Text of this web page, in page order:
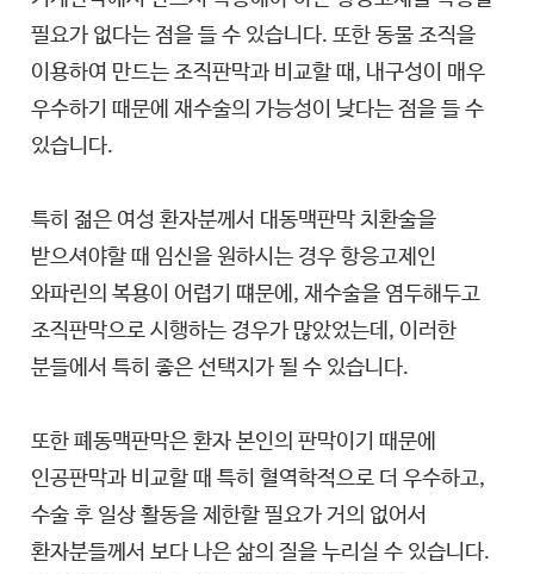
필요가 없다는 점을 들 수 있습니다. 또한 동물 조직을
이용하여 만드는 조직판막과 비교할 때, 내구성이 매우
우수하기 때문에 재수술의 가능성이 낮다는 점을 들 수
있습니다.
특히 젊은 여성 환자분께서 대동맥판막 치환술을
받으셔야할 때 임신을 원하시는 경우 항응고제인
와파린의 복용이 어렵기 떄문에, 재수술을 염두해두고
조직판막으로 시행하는 경우가 많았었는데, 이러한
분들에서 특히 좋은 선택지가 될 수 있습니다.
또한 폐동맥판막은 환자 본인의 판막이기 때문에
인공판막과 비교할 때 특히 혈역학적으로 더 우수하고,
수술 후 일상 활동을 제한할 필요가 거의 없어서
환자분들께서 보다 나은 삶의 질을 누리실 수 있습니다.